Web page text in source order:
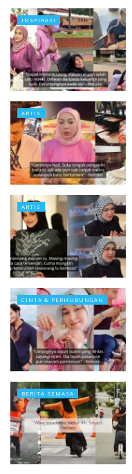
INSPIRASI
ARTIS
ARTIS
CINTA & PERHUBUNGAN
BERITA SEMASA